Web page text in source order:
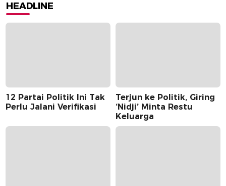
HEADLINE
12 Partai Politik Ini Tak
Perlu Jalani Verifikasi
Terjun ke Politik, Giring
‘Nidji’ Minta Restu
Keluarga